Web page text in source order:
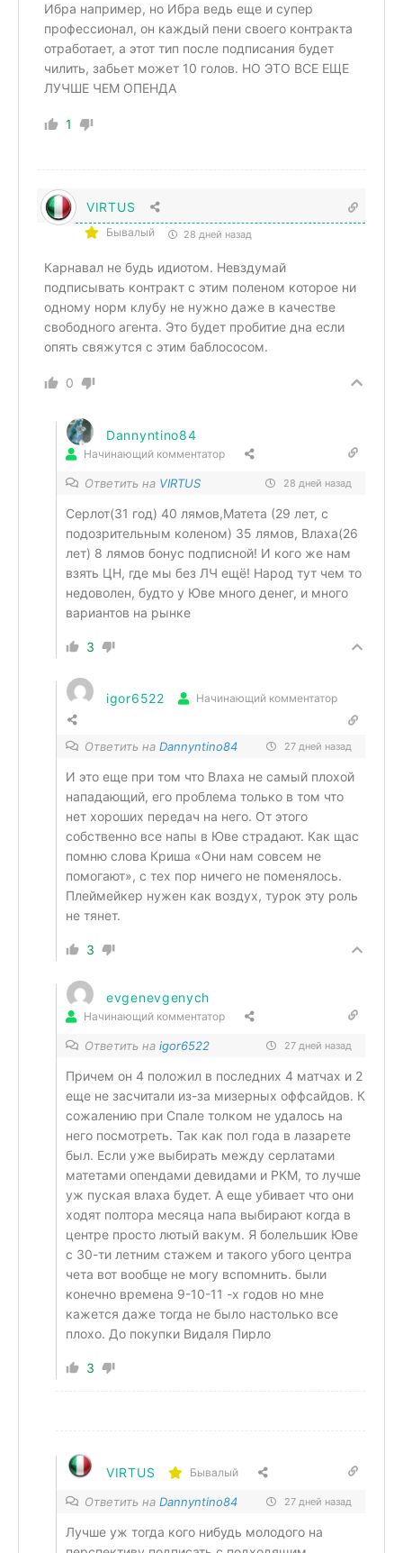
Ибра например, но Ибра ведь еще и супер
профессионал, он каждый пени своего контракта
отработает, а этот тип после подписания будет
чилить, забьет может 10 голов. НО ЭТО ВСЕ ЕЩЕ
ЛУЧШЕ ЧЕМ ОПЕНДА
1
VIRTUS
Бывалый 28 дней назад
Карнавал не будь идиотом. Невздумай
подписывать контракт с этим поленом которое ни
одному норм клубу не нужно даже в качестве
свободного агента. Это будет пробитие дна если
опять свяжутся с этим баблососом.
0
Dannyntino84
Начинающий комментатор
Ответить на VIRTUS 28 дней назад
Серлот(31 год) 40 лямов,Матета (29 лет, с
подозрительным коленом) 35 лямов, Влаха(26
лет) 8 лямов бонус подписной! И кого же нам
взять ЦН, где мы без ЛЧ ещё! Народ тут чем то
недоволен, будто у Юве много денег, и много
вариантов на рынке
3
igor6522 Начинающий комментатор
Ответить на Dannyntino84 27 дней назад
И это еще при том что Влаха не самый плохой
нападающий, его проблема только в том что
нет хороших передач на него. От этого
собственно все напы в Юве страдают. Как щас
помню слова Криша «Они нам совсем не
помогают», с тех пор ничего не поменялось.
Плеймейкер нужен как воздух, турок эту роль
не тянет.
3
evgenevgenych
Начинающий комментатор
Ответить на igor6522 27 дней назад
Причем он 4 положил в последних 4 матчах и 2
еще не засчитали из-за мизерных оффсайдов. К
сожалению при Спале толком не удалось на
него посмотреть. Так как пол года в лазарете
был. Если уже выбирать между серлатами
матетами опендами девидами и РКМ, то лучше
уж пуская влаха будет. А еще убивает что они
ходят полтора месяца напа выбирают когда в
центре просто лютый вакум. Я болельшик Юве
с 30-ти летним стажем и такого убого центра
чета вот вообще не могу вспомнить. были
конечно времена 9-10-11 -х годов но мне
кажется даже тогда не было настолько все
плохо. До покупки Видаля Пирло
3
VIRTUS Бывалый
Ответить на Dannyntino84 27 дней назад
Лучше уж тогда кого нибудь молодого на